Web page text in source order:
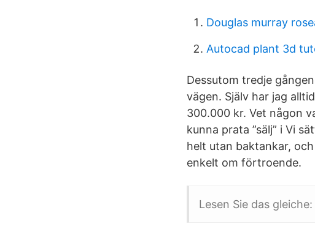
Douglas murray
Autocad plant 3d
Dessutom tredje
vägen. Själv har jag
300.000 kr. Vet någon
kunna prata ”sälj” i Vi
helt utan baktankar,
enkelt om förtroende.
Lesen Sie das